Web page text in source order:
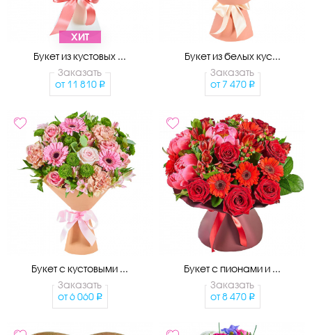
ХИТ
Букет из кустовых ...
Заказать
от 11 810
Букет из белых кус...
Заказать
от 7 470
Букет с кустовыми ...
Заказать
от 6 060
Букет с пионами и ...
Заказать
от 8 470